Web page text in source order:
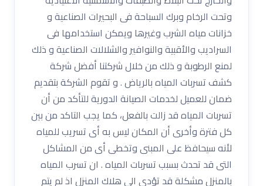
وتحت الرخام وبرك السباحة فى البحيرات الصناعية و
خزانات مياه الشرب وغيرها ويمكن استخدامها فى
السراديب والأقبية والنوافير والشلالات الصناعية و ذلك
لمنع الرطوبة و ذلك من خلال شركتنا أفضل شركة
كشف تسربات المياه بالرياض . و تقوم الشركة بتقديم
ضمان للعميل لخدمات الصيانة الدورية للتأكد من أن
تسربات المياه قد زالت بالفعل، كما يجب التاكد من بين
كل فترة وأخرى أن المكان ليس به أى تسريب للمياه
لأنه سيحافظ على المبنى وتخطى أى من المشاكل
التى قد تحدث بسبب تسربات المياه . ان تسرب المياه
بالمنزل مشكلة قد تؤدي الى هلاك المنزل اذ لم يتم